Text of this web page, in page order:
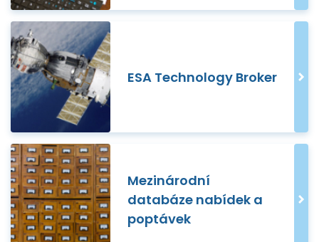
ESA Technology Broker
Mezinárodní
databáze nabídek a
poptávek